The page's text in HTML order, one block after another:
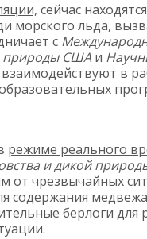
сейчас
морского льда,
с
природы США и
в
режиме реального
и дикой
чрезвычайных
содержания
берлоги для